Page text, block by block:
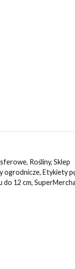
, Rośliny, Sklep
ogrodnicze, Etykiety
do 12 cm,